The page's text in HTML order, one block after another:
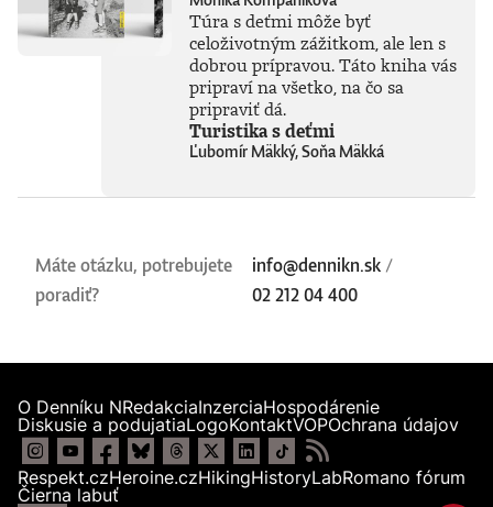
Túra s deťmi môže byť
celoživotným zážitkom, ale len s
dobrou prípravou. Táto kniha vás
pripraví na všetko, na čo sa
pripraviť dá.
Turistika s deťmi
Ľubomír Mäkký, Soňa Mäkká
Máte otázku, potrebujete
poradiť?
info@dennikn.sk /
02 212 04 400
O Denníku NRedakciaInzerciaHospodárenie
Diskusie a podujatiaLogoKontaktVOPOchrana údajov
Respekt.czHeroine.czHikingHistoryLabRomano fórum
Čierna labuť